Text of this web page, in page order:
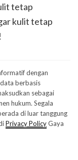
tetap
kulit tetap
dengan
berbasis
sebagai
hukum. Segala
di luar tanggung
Privacy PolicyGaya